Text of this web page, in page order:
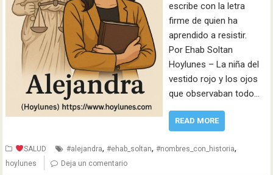
escribe con la letra
firme de quien ha
aprendido a resistir.
Por Ehab Soltan
Hoylunes – La niña del
vestido rojo y los ojos
que observaban todo…
READ MORE
SALUD #alejandra,#ehab_soltan,#nombres_con_historia,
hoylunes Deja un comentario